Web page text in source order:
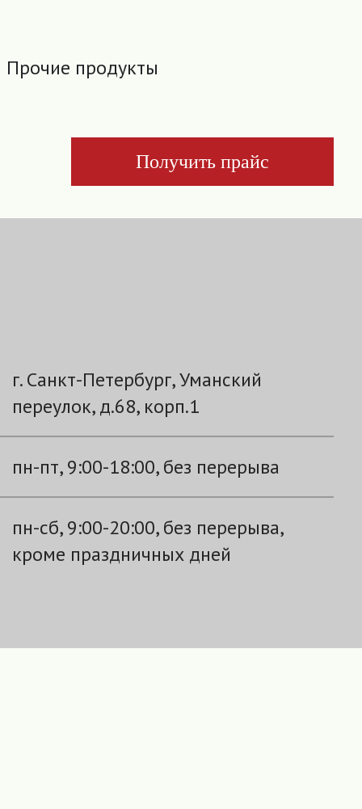
Прочие продукты
Получить прайс
г. Санкт-Петербург, Уманский
переулок, д.68, корп.1
пн-пт, 9:00-18:00, без перерыва
пн-сб, 9:00-20:00, без перерыва,
кроме праздничных дней